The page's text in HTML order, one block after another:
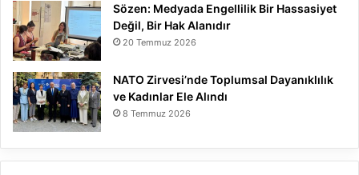
Sözen: Medyada Engellilik Bir Hassasiyet
Değil, Bir Hak Alanıdır
20 Temmuz 2026
NATO Zirvesi’nde Toplumsal Dayanıklılık
ve Kadınlar Ele Alındı
8 Temmuz 2026